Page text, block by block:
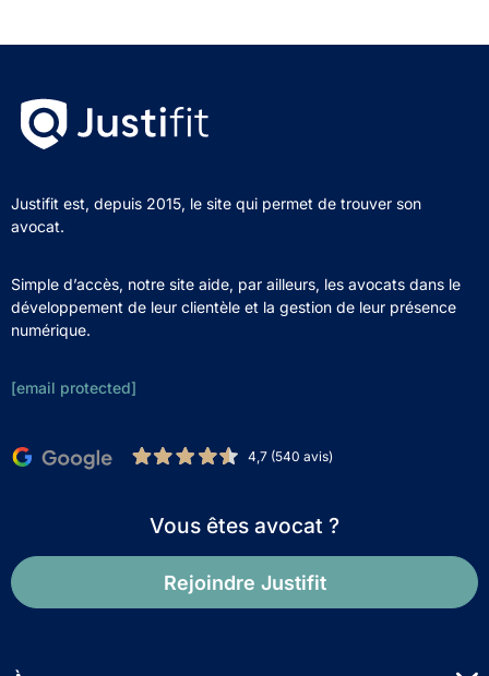
Justifit est, depuis 2015, le site qui permet de trouver son
avocat.
Simple d’accès, notre site aide, par ailleurs, les avocats dans le
développement de leur clientèle et la gestion de leur présence
numérique.
[email protected]
4,7 (540 avis)
Vous êtes avocat ?
Rejoindre Justifit